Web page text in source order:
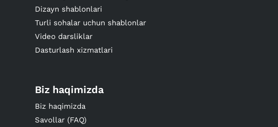
Dizayn shablonlari
Turli sohalar uchun shablonlar
Video darsliklar
Dasturlash xizmatlari
Biz haqimizda
Biz haqimizda
Savollar (FAQ)